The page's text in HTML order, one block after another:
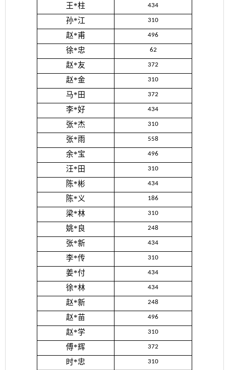
王*柱 434
孙*江 310
赵*甫 496
徐*忠 62
赵*友 372
赵*金 310
马*田 372
李*好 434
张*杰 310
张*雨 558
余*宝 496
汪*田 310
陈*彬 434
陈*义 186
梁*林 310
姚*良 248
张*新 434
李*传 310
姜*付 434
徐*林 434
赵*新 248
赵*苗 496
赵*学 310
傅*辉 372
时*忠 310